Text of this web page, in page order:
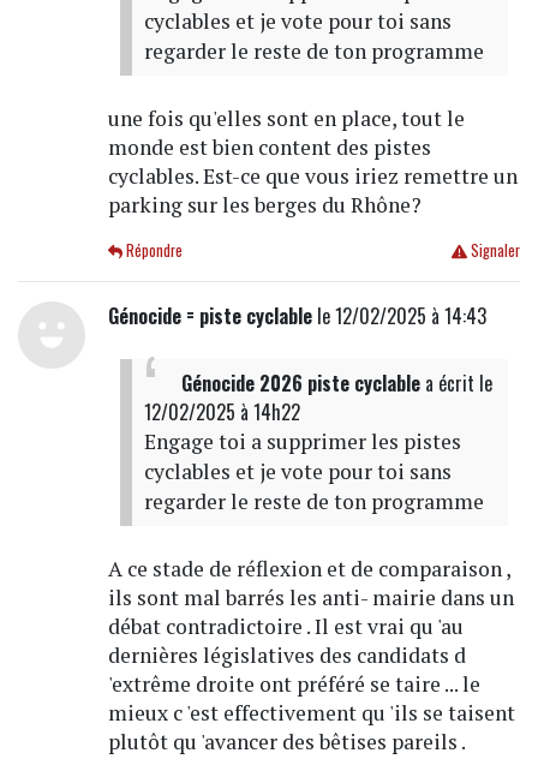
cyclables et je vote pour toi sans
regarder le reste de ton programme
une fois qu'elles sont en place, tout le
monde est bien content des pistes
cyclables. Est-ce que vous iriez remettre un
parking sur les berges du Rhône?
Signaler
Répondre
Génocide = piste cyclablele 12/02/2025 à 14:43
Génocide 2026 piste cyclablea écrit le
12/02/2025 à 14h22
Engage toi a supprimer les pistes
cyclables et je vote pour toi sans
regarder le reste de ton programme
A ce stade de réflexion et de comparaison ,
ils sont mal barrés les anti- mairie dans un
débat contradictoire . Il est vrai qu 'au
dernières législatives des candidats d
'extrême droite ont préféré se taire ... le
mieux c 'est effectivement qu 'ils se taisent
plutôt qu 'avancer des bêtises pareils .